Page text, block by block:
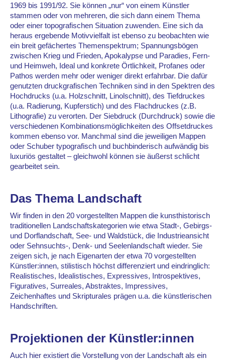
1969 bis 1991/92. Sie können „nur“ von einem Künstler
stammen oder von mehreren, die sich dann einem Thema
oder einer topografischen Situation zuwenden. Eine sich da
heraus ergebende Motivvielfalt ist ebenso zu beobachten wie
ein breit gefächertes Themenspektrum; Spannungsbögen
zwischen Krieg und Frieden, Apokalypse und Paradies, Fern-
und Heimweh, Ideal und konkrete Örtlichkeit, Profanes oder
Pathos werden mehr oder weniger direkt erfahrbar. Die dafür
genutzten druckgrafischen Techniken sind in den Spektren des
Hochdrucks (u.a. Holzschnitt, Linolschnitt), des Tiefdruckes
(u.a. Radierung, Kupferstich) und des Flachdruckes (z.B.
Lithografie) zu verorten. Der Siebdruck (Durchdruck) sowie die
verschiedenen Kombinationsmöglichkeiten des Offsetdruckes
kommen ebenso vor. Manchmal sind die jeweiligen Mappen
oder Schuber typografisch und buchbinderisch aufwändig bis
luxuriös gestaltet – gleichwohl können sie äußerst schlicht
gearbeitet sein.
Das Thema Landschaft
Wir finden in den 20 vorgestellten Mappen die kunsthistorisch
traditionellen Landschaftskategorien wie etwa Stadt-, Gebirgs-
und Dorflandschaft, See- und Waldstück, die Industrieansicht
oder Sehnsuchts-, Denk- und Seelenlandschaft wieder. Sie
zeigen sich, je nach Eigenarten der etwa 70 vorgestellten
Künstler:innen, stilistisch höchst differenziert und eindringlich:
Realistisches, Idealistisches, Expressives, Introspektives,
Figuratives, Surreales, Abstraktes, Impressives,
Zeichenhaftes und Skripturales prägen u.a. die künstlerischen
Handschriften.
Projektionen der Künstler:innen
Auch hier existiert die Vorstellung von der Landschaft als ein